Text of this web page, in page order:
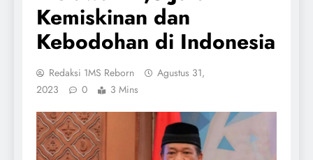
Kemiskinan dan
Kebodohan di Indonesia
Redaksi 1MS Reborn
Agustus 31,
2023
0 3 Mins